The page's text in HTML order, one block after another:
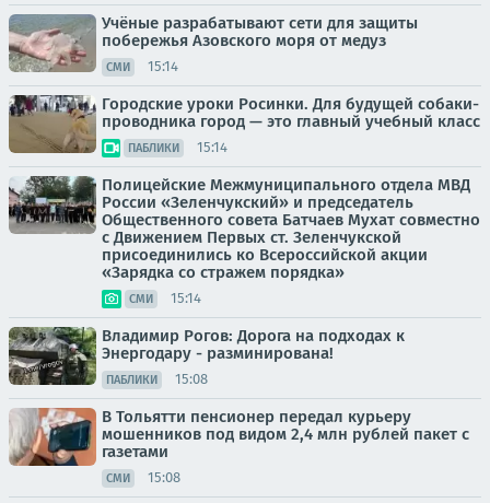
Учёные разрабатывают сети для защиты
побережья Азовского моря от медуз
СМИ 15:14
Городские уроки Росинки. Для будущей собаки-
проводника город — это главный учебный класс
ПАБЛИКИ 15:14
Полицейские Межмуниципального отдела МВД
России «Зеленчукский» и председатель
Общественного совета Батчаев Мухат совместно
с Движением Первых ст. Зеленчукской
присоединились ко Всероссийской акции
«Зарядка со стражем порядка»
СМИ 15:14
Владимир Рогов: Дорога на подходах к
Энергодару - разминирована!
ПАБЛИКИ 15:08
В Тольятти пенсионер передал курьеру
мошенников под видом 2,4 млн рублей пакет с
газетами
СМИ 15:08